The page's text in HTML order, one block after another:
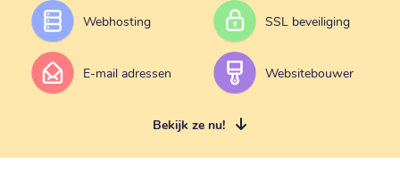
Webhosting SSL beveiliging
E-mail adressen Websitebouwer
Bekijk ze nu!